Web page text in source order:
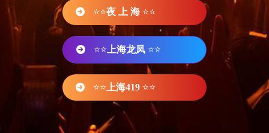
⭐⭐夜 上 海 ⭐⭐
⭐⭐ 上海龙凤 ⭐⭐
⭐⭐ 上海419 ⭐⭐